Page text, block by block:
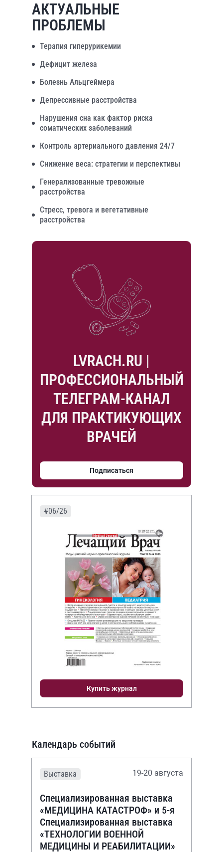
АКТУАЛЬНЫЕ
ПРОБЛЕМЫ
Терапия гиперурикемии
Дефицит железа
Болезнь Альцгеймера
Депрессивные расстройства
Нарушения сна как фактор риска
соматических заболеваний
Контроль артериального давления 24/7
Снижение веса: стратегии и перспективы
Генерализованные тревожные
расстройства
Стресс, тревога и вегетативные
расстройства
LVRACH.RU |
ПРОФЕССИОНАЛЬНЫЙ
ТЕЛЕГРАМ-КАНАЛ
ДЛЯ ПРАКТИКУЮЩИХ
ВРАЧЕЙ
Подписаться
#06/26
Купить журнал
Календарь событий
Выставка 19-20 августа
Специализированная выставка
«МЕДИЦИНА КАТАСТРОФ» и 5-я
Специализированная выставка
«ТЕХНОЛОГИИ ВОЕННОЙ
МЕДИЦИНЫ И РЕАБИЛИТАЦИИ»